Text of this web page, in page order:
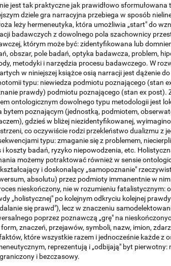
jest tak praktyczne jak prawidłowo sformułowana
dziele gra narracyjna przebiega w sposób
leży hermeneutyka, która umożliwia „start" do
badawczych z dowolnego pola szachownicy
którym może być: zidentyfikowana lub
obszar, pole badań, optyka badawcza, problem,
metodyki i narzędzia procesu badawczego. W
w niniejszej książce osią narracji jest dążenie
typu: niewiedza podmiotu poznającego (stan
prawdy) podmiotu poznającego (stan ex post).
ontologicznym dowolnego typu metodologii jest
bytem poznającym (jednostką, podmiotem,
gdzieś w bliżej niezidentyfikowanej,
co oczywiście rodzi przekleństwo dualizmu z
typu: zmaganie się z problemem,
i koszty badań, ryzyko niepowodzenia, etc.
możemy potraktować również w sensie
i doskonalący „samopoznanie"
absolutu) przez podmioty immanentnie w
nieskończony, nie w rozumieniu fatalistycznym:
„holistycznej" po kolejnym odkryciu kolejnej
się prawd"), lecz w znaczeniu
poprzez poznawczą „grę" na
form, znaczeń, przejawów, symboli, nazw, imion,
które wszystkie razem i jednocześnie każde z
reprezentują i „odbijają" byt pierwotny:
i bezczasowy.